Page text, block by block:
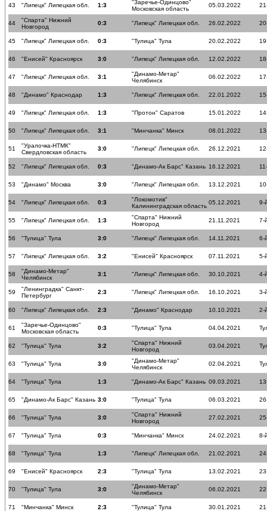
43 "Липецк" Липецкая обл. 1:3
"Заречье-Одинцово"
Московская область
05.03.2022
44
"Спарта" Нижний
Новгород
0:3 "Липецк" Липецкая обл. 26.02.2022
45 "Липецк" Липецкая обл. 0:3 "Тулица" Тула 20.02.2022
46 "Енисей" Красноярск 3:0 "Липецк" Липецкая обл. 12.02.2022
47 "Липецк" Липецкая обл. 3:1
"Динамо-Метар"
Челябинск
06.02.2022
48 "Динамо" Краснодар 1:3 "Липецк" Липецкая обл. 22.01.2022
49 "Липецк" Липецкая обл. 1:3 "Протон" Саратов 15.01.2022
50 "Липецк" Липецкая обл. 3:1 "Минчанка" Минск 08.01.2022
51
"Уралочка-НТМК"
Свердловская область
3:0 "Липецк" Липецкая обл. 26.12.2021
52 "Липецк" Липецкая обл. 0:3 "Динамо-Ак Барс" Казань 16.12.2021
53 "Динамо" Москва 3:0 "Липецк" Липецкая обл. 13.12.2021
54 "Липецк" Липецкая обл. 0:3
"Локомотив"
Калининградская область
05.12.2021 9-
55 "Липецк" Липецкая обл. 1:3
"Спарта" Нижний
Новгород
21.11.2021 7-
56 "Тулица" Тула 3:0 "Липецк" Липецкая обл. 14.11.2021 6-
57 "Липецк" Липецкая обл. 3:2 "Енисей" Красноярск 07.11.2021 5-
58
"Динамо-Метар"
Челябинск
3:1 "Липецк" Липецкая обл. 30.10.2021 4-
59
"Ленинградка" Санкт-
Петербург
2:3 "Липецк" Липецкая обл. 16.10.2021 3-
60 "Липецк" Липецкая обл. 2:3 "Динамо" Краснодар 10.10.2021 2-
61
"Заречье-Одинцово"
Московская область
0:3 "Тулица" Тула 04.04.2021
62 "Тулица" Тула 3:2
"Спарта" Нижний
Новгород
03.04.2021
63 "Тулица" Тула 3:0
"Динамо-Метар"
Челябинск
02.04.2021
64 "Тулица" Тула 1:3 "Динамо-Ак Барс" Казань 09.03.2021
65 "Динамо-Ак Барс" Казань 3:0 "Тулица" Тула 06.03.2021
66 "Тулица" Тула 3:0
"Спарта" Нижний
Новгород
27.02.2021
67 "Тулица" Тула 0:3 "Минчанка" Минск 24.02.2021 8-
68 "Тулица" Тула 1:3 "Липецк" Липецкая обл. 21.02.2021
69 "Енисей" Красноярск 2:3 "Тулица" Тула 13.02.2021
70 "Тулица" Тула 3:0
"Динамо-Метар"
Челябинск
06.02.2021
71 "Минчанка" Минск 2:3 "Тулица" Тула 30.01.2021